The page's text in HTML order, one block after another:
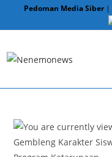
Pedoman Media Siber|